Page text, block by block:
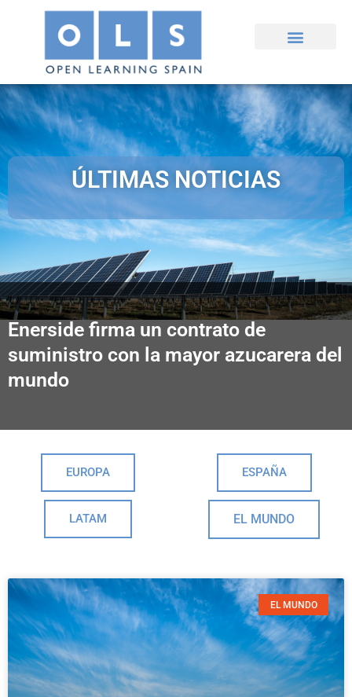
ÚLTIMAS NOTICIAS
Enerside firma un contrato de
suministro con la mayor azucarera del
mundo
EUROPA ESPAÑA
LATAM EL MUNDO
EL MUNDO
PáginaPágina
PáginaPágina